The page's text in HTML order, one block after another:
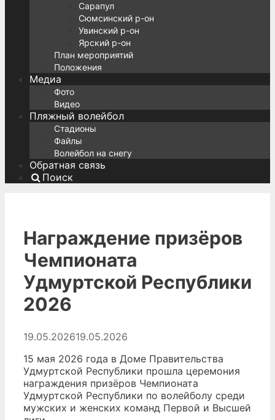
Сарапул
Сюмсинский р-он
Увинский р-он
Ярский р-он
План мероприятий
Положения
Медиа
Фото
Видео
Пляжный волейбол
Стадионы
Файлы
Волейбол на снегу
Обратная связь
Поиск
Награждение призёров
Чемпионата
Удмуртской Республики
2026
19.05.202619.05.2026
15 мая 2026 года в Доме Правительства
Удмуртской Республики прошла церемония
награждения призёров Чемпионата
Удмуртской Республики по волейболу среди
мужских и женских команд Первой и Высшей